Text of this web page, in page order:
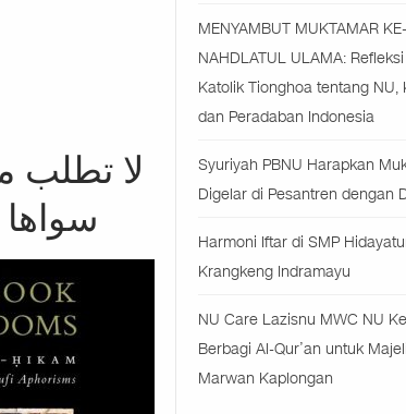
لا تطلب
MENYAMBUT MUKTAMAR
NAHDLATUL ULAMA:
Katolik Tionghoa tentang NU,
dan Peradaban Indonesia
Syuriyah PBNU Harapkan
Digelar di Pesantren dengan
Harmoni Iftar di SMP
Krangkeng Indramayu
NU Care Lazisnu MWC NU
Berbagi Al-Qur’an untuk
Marwan Kaplongan